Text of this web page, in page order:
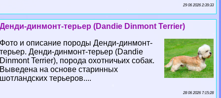
29 06 2026 2:39:33
Денди-динмонт-терьер (Dandie Dinmont Terrier)
Фото и описание породы Денди-динмонт-
терьер. Денди-динмонт-терьер (Dandie
Dinmont Terrier), порода охотничьих собак.
Выведена на основе старинных
шотландских терьеров....
28 06 2026 7:15:28